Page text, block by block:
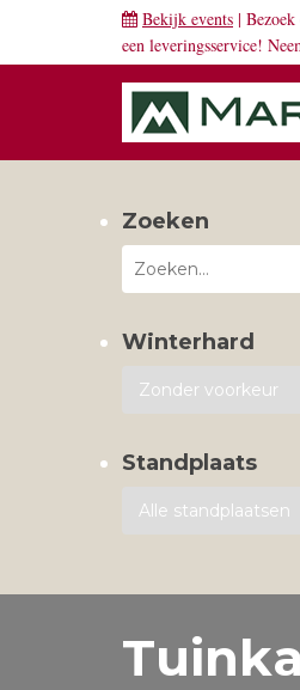
Bekijk events |
een leveringsservice!
Zoeken
Winterhard
Standplaats